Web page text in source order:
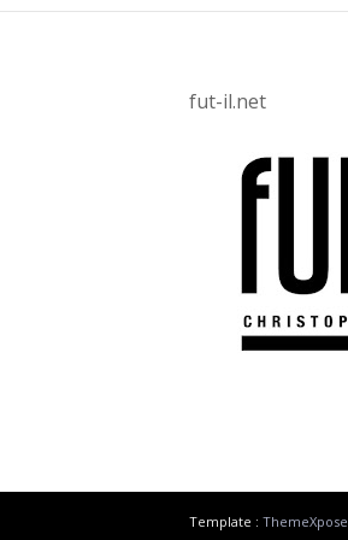
fut-il.net
Template : ThemeXpose